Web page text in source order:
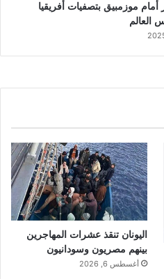
أمام موزمبيق بتصفيات أفريقيا
العالم
اليونان تنقذ عشرات المهاجرين
بينهم مصريون وسودانيون
أغسطس 6, 2026